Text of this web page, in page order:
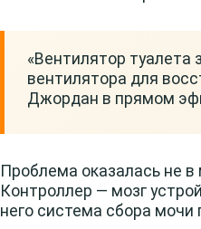
«Вентилятор
вентилятора для
Джордан в прямом
Проблема оказалась не в
Контроллер — мозг
него система сбора мочи